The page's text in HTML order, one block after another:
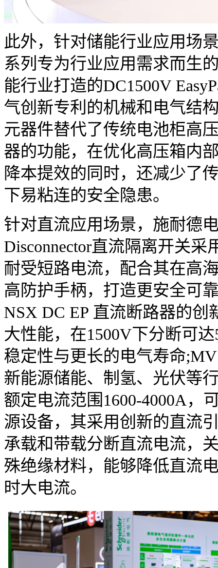
此外，针对储能行业应用场
系列专为行业应用需求而生
能行业打造的DC1500V
气创新专利的机械和电气结
元器件替代了传统电池柜高
器的功能，在优化高压箱内
降本提效的同时，还减少了
下易粘连的安全隐患。
针对直流应用场景，施耐德
Disconnector直流隔离开关
耐受短路电流，配合其在高
高防护手柄，打造更安全可
NSX DC EP 直流断路器的
大性能，在1500V下分断可
稳定性与更长的电气寿命
新能源储能、制氢、光伏等
额定电流范围1600-4000A，
源设备，其采用创新的直流
承载和带载分断直流电流，
殊绝缘材料，能够降低直流
时大电流。